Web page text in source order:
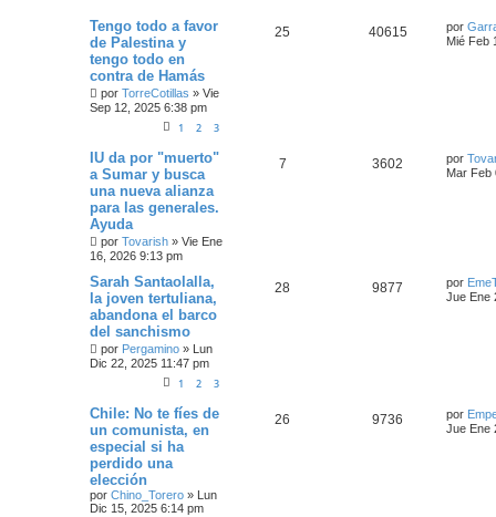
Tengo todo a favor
de Palestina y
tengo todo en
contra de Hamás
por TorreCotillas » Vie
Sep 12, 2025 6:38 pm
1 2 3
25 40615 por
Mié Feb
IU da por "muerto"
a Sumar y busca
una nueva alianza
para las generales.
Ayuda
por Tovarish » Vie Ene
16, 2026 9:13 pm
7 3602 por
Mar Feb
Sarah Santaolalla,
la joven tertuliana,
abandona el barco
del sanchismo
por Pergamino »
Lun
Dic 22, 2025 11:47 pm
1 2 3
28 9877 por
Jue Ene
Chile: No te fíes de
un comunista, en
especial si ha
perdido una
elección
por Chino_Torero » Lun
Dic 15, 2025 6:14 pm
26 9736 por
Jue Ene